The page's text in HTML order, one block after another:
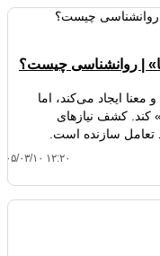
| روانشناسی چیست؟
ایجاد می‌کند، اما
کند. کشف نیازهای
تعامل سازنده است.
۱۴۰۵/۰۳/۱۰